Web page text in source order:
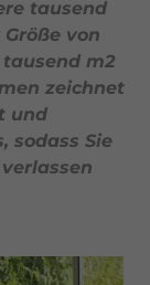
tausend
von
m2
zeichnet
und
sodass Sie